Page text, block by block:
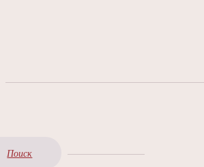
Поиск